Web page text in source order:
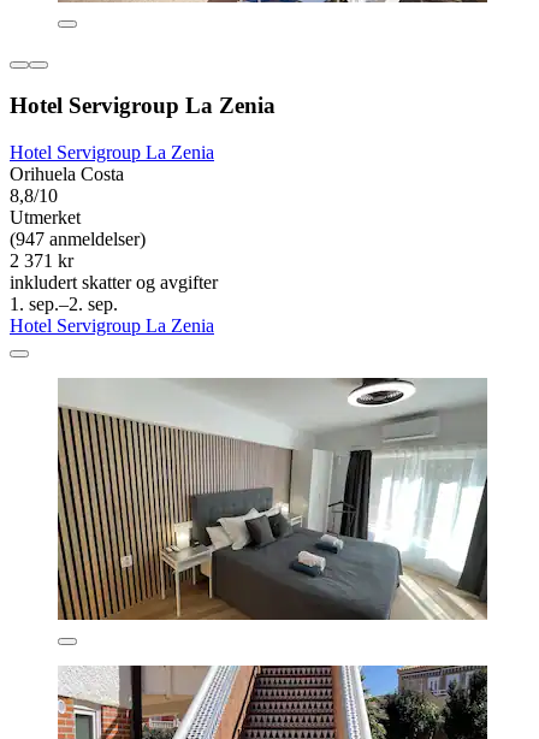
Hotel Servigroup La Zenia
Hotel Servigroup La Zenia
Orihuela Costa
8,8/10
Utmerket
(947 anmeldelser)
2 371 kr
inkludert skatter og avgifter
1. sep.–2. sep.
Hotel Servigroup La Zenia